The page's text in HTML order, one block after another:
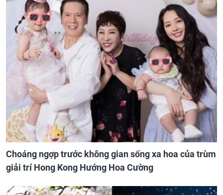
Choáng ngợp trước không gian sống xa hoa của trùm
giải trí Hong Kong Hướng Hoa Cường